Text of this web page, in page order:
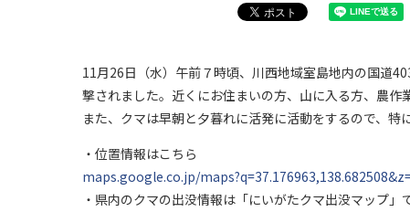
11月26日（水）午前７時頃、川西地域室島地内の国道
撃されました。近くにお住まいの方、山に入る方、農作
また、クマは早朝と夕暮れに活発に活動をするので、特
・位置情報はこちら
maps.google.co.jp/
・県内のクマの出没情報は「にいがたクマ出没マップ」